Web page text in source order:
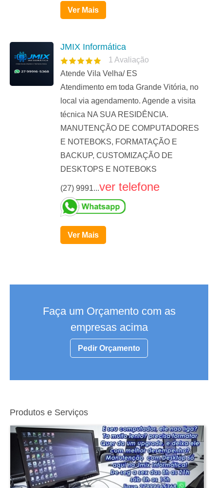
Ver Mais
JMIX Informática
1 Avaliação
Atende Vila Velha/ ES
Atendimento em toda Grande Vitória, no
local via agendamento. Agende a visita
técnica NA SUA RESIDÊNCIA.
MANUTENÇÃO DE COMPUTADORES
E NOTEBOKS, FORMATAÇÃO E
BACKUP, CUSTOMIZAÇÃO DE
DESKTOPS E NOTEBOKS
(27) 9991...ver telefone
Ver Mais
Faça um Orçamento com as
empresas acima
Pedir Orçamento
Produtos e Serviços